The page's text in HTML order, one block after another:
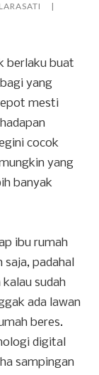
berlaku buat
yang
mesti
cocok
yang
banyak
ibu rumah
saja, padahal
sudah
ada lawan
beres.
digital
sampingan